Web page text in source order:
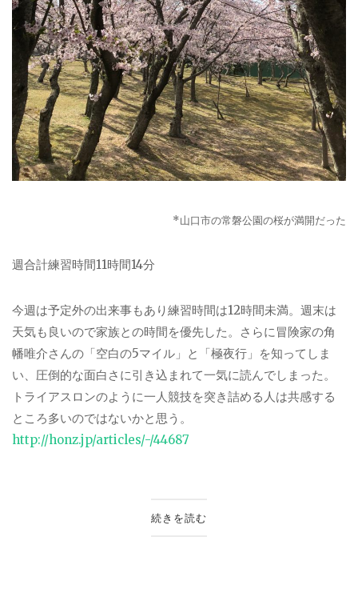
*山口市の常磐公園の桜が満開だった
週合計練習時間11時間14分
今週は予定外の出来事もあり練習時間は12時間未満。週末は
天気も良いので家族との時間を優先した。さらに冒険家の角
幡唯介さんの「空白の5マイル」と「極夜行」を知ってしま
い、圧倒的な面白さに引き込まれて一気に読んでしまった。
トライアスロンのように一人競技を突き詰める人は共感する
ところ多いのではないかと思う。
http://honz.jp/articles/-/44687
続きを読む